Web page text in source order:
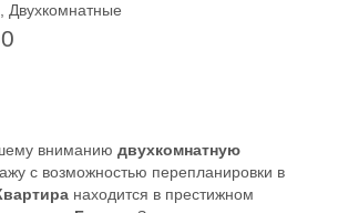
, Двухкомнатные
вниманию двухкомнатную
с возможностью перепланировки в
находится в престижном